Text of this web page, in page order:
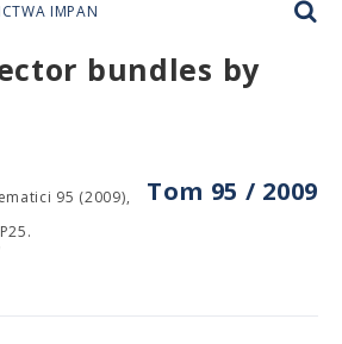
IMPAN
bundles by
Tom 95 / 2009
95 (2009),